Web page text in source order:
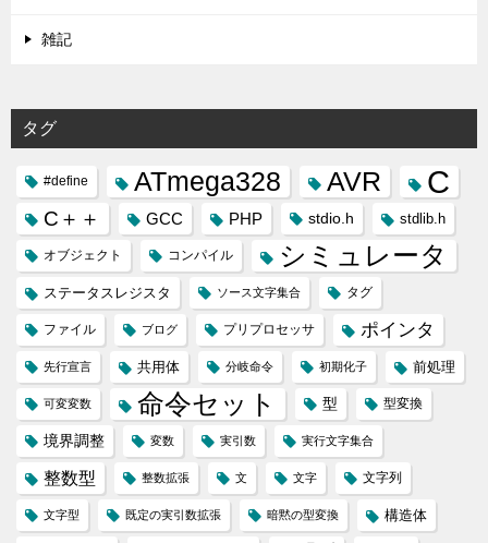
雑記
タグ
#define ATmega328 AVR C
C＋＋ GCC PHP stdio.h stdlib.h
オブジェクト コンパイル シミュレータ
ステータスレジスタ ソース文字集合 タグ
ファイル ブログ プリプロセッサ ポインタ
先行宣言 共用体 分岐命令 初期化子 前処理
可変変数 命令セット 型 型変換
境界調整 変数 実引数 実行文字集合
整数型 整数拡張 文 文字 文字列
文字型 既定の実引数拡張 暗黙の型変換 構造体